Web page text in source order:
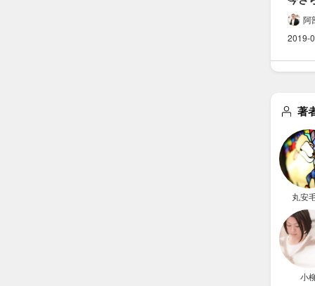
小切
こと
簡潔
まと
阿
2019-
著
丸安
小